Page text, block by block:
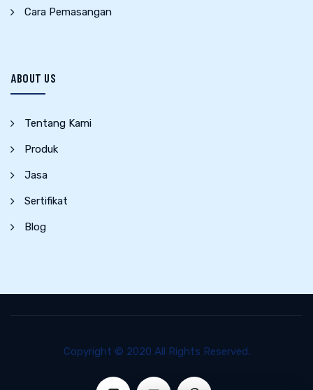
Cara Pemasangan
ABOUT US
Tentang Kami
Produk
Jasa
Sertifikat
Blog
Copyright © 2020 All Rights Reserved.